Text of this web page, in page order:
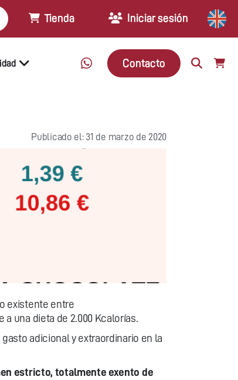
Tienda Iniciar sesión
Contacto
Publicado el: 31 de marzo de 2020
existente entre
una dieta de 2.000 Kcalorías.
adicional y extraordinario en la
estricto, totalmente exento de